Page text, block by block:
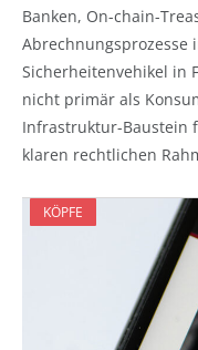
Banken, On-chain-
Abrechnungsprozesse
Sicherheitenvehikel in
nicht primär als
Infrastruktur-Baustein
klaren rechtlichen
KÖPFE